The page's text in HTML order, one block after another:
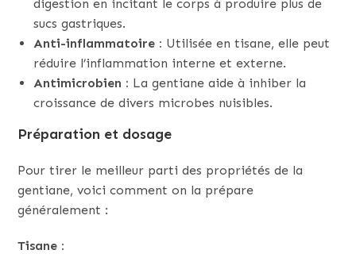
digestion en incitant le corps à produire plus de
sucs gastriques.
Anti-inflammatoire : Utilisée en tisane, elle peut
réduire l’inflammation interne et externe.
Antimicrobien : La gentiane aide à inhiber la
croissance de divers microbes nuisibles.
Préparation et dosage
Pour tirer le meilleur parti des propriétés de la
gentiane, voici comment on la prépare
généralement :
Tisane :